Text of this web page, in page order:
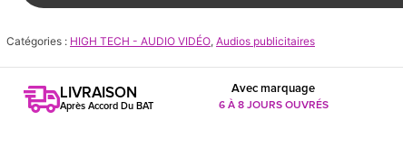
Catégories : HIGH TECH - AUDIO VIDÉO, Audios publicitaires
LIVRAISON
Après Accord Du BAT
Avec marquage
6 À 8 JOURS OUVRÉS